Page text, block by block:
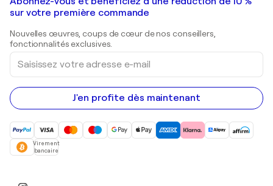
Shepard Fairey
Peintures de paysage
Estampes
Peintures acryliques
Galeries d'art en Belgique
sur votre première commande
Nouvelles œuvres, coups de cœur de nos conseillers,
fonctionnalités exclusives.
Saisissez
votre
adresse
e-
mail
J'en profite dès maintenant
Virement
bancaire